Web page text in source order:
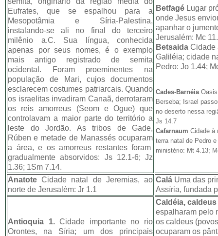
Eufrates, que se espalhou para a
Mesopotâmia e Síria-Palestina,
instalando-se ali no final do terceiro
milênio a.C. Sua língua, conhecida
apenas por seus nomes, é o exemplo
mais antigo registrado de semita
ocidental. Foram proeminentes na
população de Mari, cujos documentos
esclarecem costumes patriarcais. Quando
os israelitas invadiram Canaã, derrotaram
os reis amorreus (Seom e Ogue) que
controlavam a maior parte do território a
leste do Jordão. As tribos de Gade,
Rúben e metade de Manassés ocuparam
a área, e os amorreus restantes foram
gradualmente absorvidos: Js 12.1-6; Jz
1.36; 1Sm 7.14.
Betfagé Lugar
onde Jesus
apanhar o
Jerusalém: Mc
Betsaida Cidade
Galiléia; cidade
Pedro: Jo 1.44;
Cades-Barnéia
Berseba; Israel
no deserto nessa
Js 14.7
Cafarnaum Cidade à
terra natal de Pedro
ministério: Mt 4.13;
Anatote Cidade natal de Jeremias, ao
norte de Jerusalém: Jr 1.1
Calá Uma das
Assíria, fundada
Antioquia 1.Cidade importante no rio
Orontes, na Síria; um dos principais
Caldéia, caldeus
espalharam pelo
os caldeus
ocuparam os